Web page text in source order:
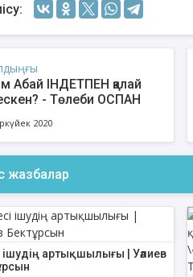
Абай ІНДЕТПЕН қалай
- Төлеби ОСПАН
2020
жазбалар
ішудің артықшылығы | Уәлиев
АҚИДА ДӘРІСТЕРІ
Шынболат Үмбетов
""Ақтөбе қалалық орталық" мешітінің